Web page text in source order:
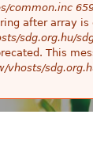
common.inc
after array
sdg.org.hu/
This
vhosts/